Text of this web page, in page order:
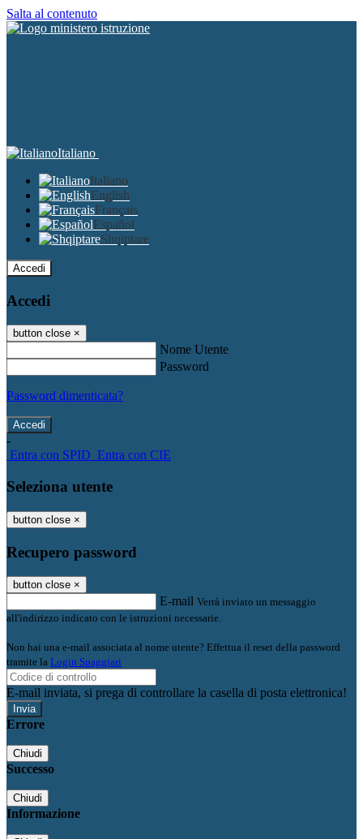
Salta al contenuto
Italiano
Italiano
English
Français
Español
Shqiptare
Accedi
Accedi
button close ×
Nome Utente
Password
Password dimenticata?
-
Entra con SPID Entra con CIE
Seleziona utente
button close ×
Recupero password
button close ×
E-mail Verrà inviato un messaggio
all'indirizzo indicato con le istruzioni necessarie.
Non hai una e-mail associata al nome utente? Effettua il reset della password
tramite la Login Spaggiari
E-mail inviata, si prega di controllare la casella di posta elettronica!
Errore
Chiudi
Successo
Chiudi
Informazione